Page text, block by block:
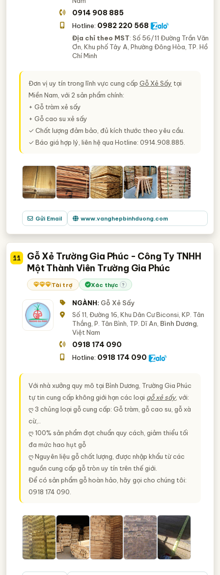
0914 908 885
Hotline: 0982 220 568
Địa chỉ theo MST: Số 56/11 Đường Trần Văn
Ơn, Khu phố Tây A, Phường Đông Hòa, TP. Hồ
Chí Minh
Đơn vị uy tín trong lĩnh vực cung cấp Gỗ Xẻ Sấy tại
Miền Nam, với 2 sản phẩm chính:
+ Gỗ tràm xẻ sấy
+ Gỗ cao su xẻ sấy
✓ Chất lượng đảm bảo, đủ kích thước theo yêu cầu.
✓ Báo giá hợp lý, liên hệ qua Hotline: 0914.908.885.
Gửi Email www.vanghepbinhduong.com
11
Gỗ Xẻ Trường Gia Phúc - Công Ty TNHH
Một Thành Viên Trường Gia Phúc
Tài trợ Xác thực ?
NGÀNH: Gỗ Xẻ Sấy
Số 11, Đường 16, Khu Dân Cư Biconsi, KP. Tân
Thắng, P. Tân Bình, TP. Dĩ An, Bình Dương
Việt Nam
0918 174 090
Hotline: 0918 174 090
Với nhà xưởng quy mô tại Bình Dương, Trường Gia Phúc
tự tin cung cấp không giới hạn các loại gỗ xẻ sấy, với:
ღ 3 chủng loại gỗ cung cấp: Gỗ tràm, gỗ cao su, gỗ xà
cừ,..
ღ 100% sản phẩm đạt chuẩn quy cách, giảm thiểu tối
đa mức hao hụt gỗ
ღ Nguyên liệu gỗ chất lượng, được nhập khẩu từ các
nguồn cung cấp gỗ tròn uy tín trên thế giới.
Để có sản phẩm gỗ hoàn hảo, hãy gọi cho chúng tôi:
0918 174 090.